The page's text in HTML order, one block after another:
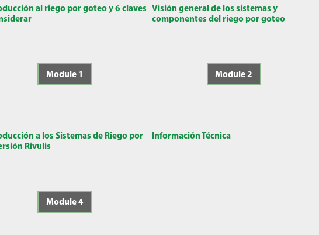
al riego por goteo y 6 claves Visión general de los sistemas y
componentes del riego por goteo
Module 1
a los Sistemas de Riego por
Rivulis
Module 2
Información Técnica
Module 4